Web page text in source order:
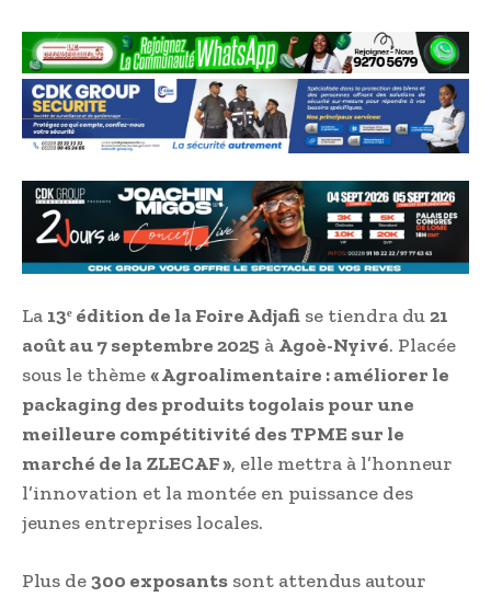
La 13ᵉ édition de la Foire Adjafi se tiendra du21
août au 7 septembre 2025 à Agoè-Nyivé. Placée
sous le thème« Agroalimentaire : améliorer le
packaging des produits togolais pour une
meilleure compétitivité des TPME sur le
marché de la ZLECAF », elle mettra à l’honneur
l’innovation et la montée en puissance des
jeunes entreprises locales.
Plus de300 exposants sont attendus autour